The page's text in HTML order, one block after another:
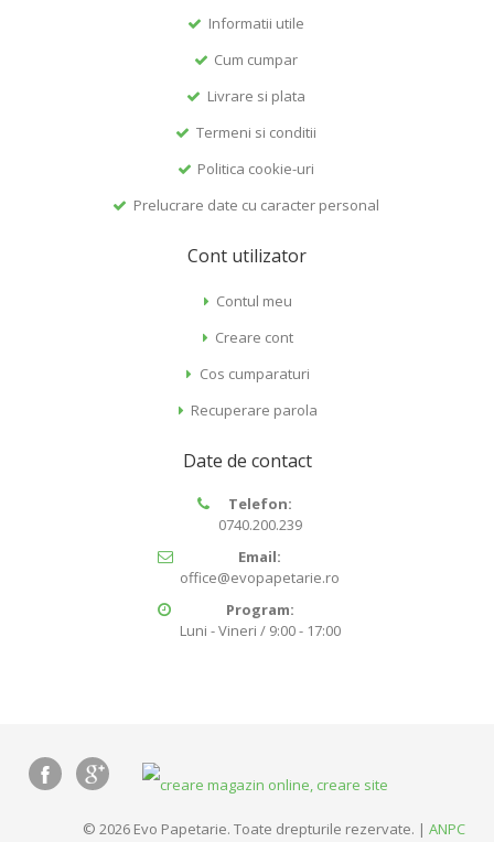
Informatii utile
Cum cumpar
Livrare si plata
Termeni si conditii
Politica cookie-uri
Prelucrare date cu caracter personal
Cont utilizator
Contul meu
Creare cont
Cos cumparaturi
Recuperare parola
Date de contact
Telefon:
0740.200.239
Email:
office@evopapetarie.ro
Program:
Luni - Vineri / 9:00 - 17:00
© 2026 Evo Papetarie. Toate drepturile rezervate. | ANPC